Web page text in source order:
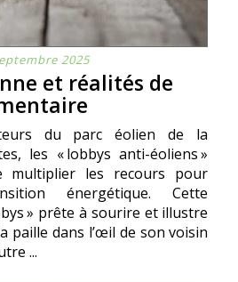
2025
et réalités de
du parc éolien de la
les « lobbys anti-éoliens »
multiplier les recours pour
énergétique. Cette
» prête à sourire et illustre
paille dans l’œil de son voisin
...